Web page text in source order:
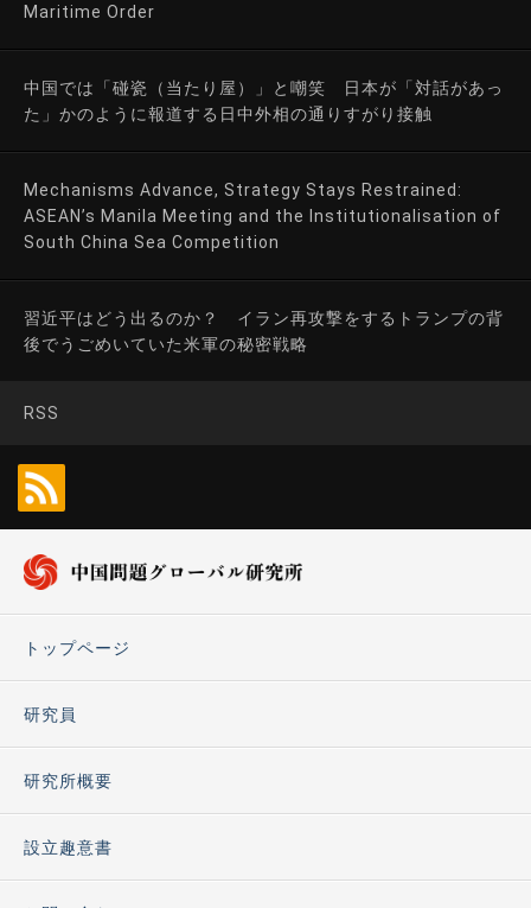
Maritime Order
中国では「碰瓷（当たり屋）」と嘲笑 日本が「対話があっ
た」かのように報道する日中外相の通りすがり接触
Mechanisms Advance, Strategy Stays Restrained:
ASEAN’s Manila Meeting and the Institutionalisation of
South China Sea Competition
習近平はどう出るのか？ イラン再攻撃をするトランプの背
後でうごめいていた米軍の秘密戦略
RSS
トップページ
研究員
研究所概要
設立趣意書